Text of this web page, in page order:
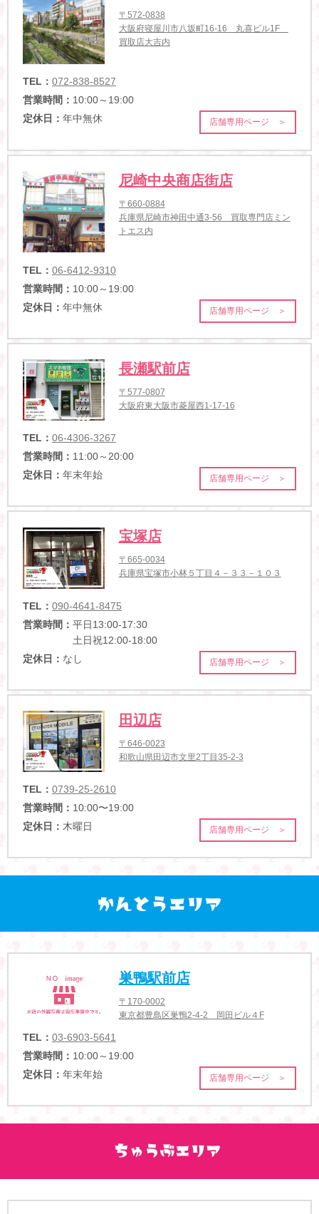
〒572-0838
大阪府寝屋川市八坂町16-16 丸喜ビル1F
買取店大吉内
TEL： 072-838-8527
営業時間： 10:00～19:00
定休日： 年中無休 店舗専用ページ ＞
尼崎中央商店街店
〒660-0884
兵庫県尼崎市神田中通3-56 買取専門店ミン
トエス内
TEL： 06-6412-9310
営業時間： 10:00～19:00
定休日： 年中無休 店舗専用ページ ＞
長瀬駅前店
〒577-0807
大阪府東大阪市菱屋西1-17-16
TEL： 06-4306-3267
営業時間： 11:00～20:00
定休日： 年末年始 店舗専用ページ ＞
宝塚店
〒665-0034
兵庫県宝塚市小林５丁目４－３３－１０３
TEL： 090-4641-8475
営業時間： 平日13:00-17:30
土日祝12:00-18:00
定休日： なし 店舗専用ページ ＞
田辺店
〒646-0023
和歌山県田辺市文里2丁目35-2-3
TEL： 0739-25-2610
営業時間： 10:00〜19:00
定休日： 木曜日 店舗専用ページ ＞
巣鴨駅前店
〒170-0002
東京都豊島区巣鴨2-4-2 岡田ビル４F
TEL： 03-6903-5641
営業時間： 10:00～19:00
定休日： 年末年始 店舗専用ページ ＞